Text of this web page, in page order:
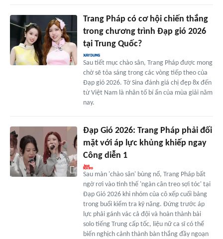
Trang Pháp có cơ hội chiến thắng
trong chương trình Đạp gió 2026
tại Trung Quốc?
Sau tiết mục chào sân, Trang Pháp được mong
chờ sẽ tỏa sáng trong các vòng tiếp theo của
Đạp gió 2026. Tờ Sina đánh giá chị đẹp 8x đến
từ Việt Nam là nhân tố bí ẩn của mùa giải năm
nay.
Đạp Gió 2026: Trang Pháp phải đối
mặt với áp lực khủng khiếp ngay
Công diễn 1
Sau màn 'chào sân' bùng nổ, Trang Pháp bất
ngờ rơi vào tình thế 'ngàn cân treo sợi tóc' tại
Đạp Gió 2026 khi nhóm của cô xếp cuối bảng
trong buổi kiểm tra kỹ năng. Đứng trước áp
lực phải gánh vác cả đội và hoàn thành bài
solo tiếng Trung cấp tốc, liệu nữ ca sĩ có thể
biến nghịch cảnh thành bàn thắng đầy ngoạn